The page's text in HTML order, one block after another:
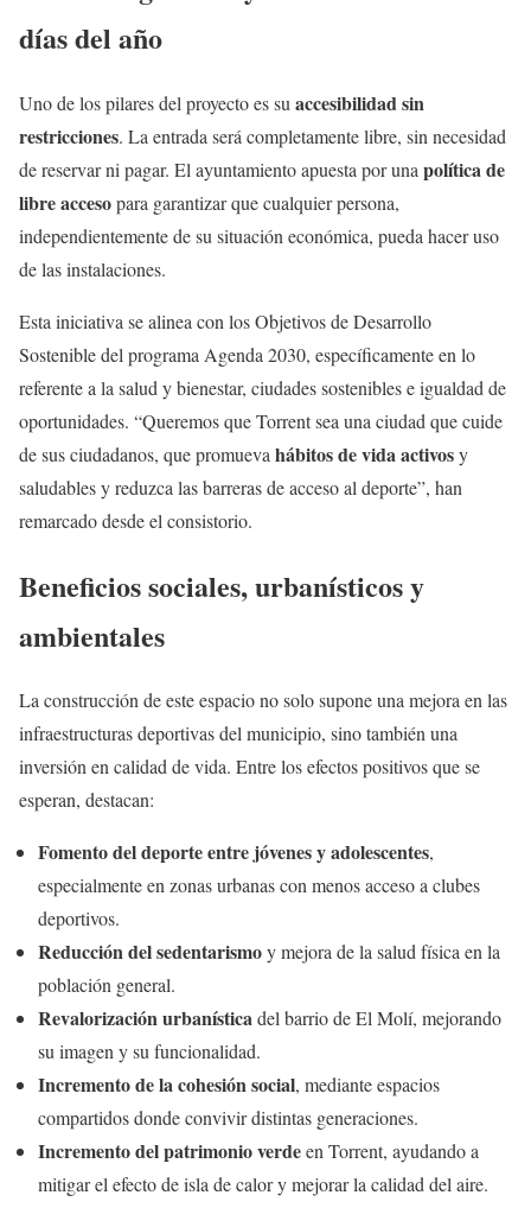
días del año
Uno de los pilares del proyecto es su accesibilidad sin
restricciones. La entrada será completamente libre, sin necesidad
de reservar ni pagar. El ayuntamiento apuesta por una política de
libre accesopara garantizar que cualquier persona,
independientemente de su situación económica, pueda hacer uso
de las instalaciones.
Esta iniciativa se alinea con los Objetivos de Desarrollo
Sostenible del programa Agenda 2030, específicamente en lo
referente a la salud y bienestar, ciudades sostenibles e igualdad de
oportunidades. “Queremos que Torrent sea una ciudad que cuide
de sus ciudadanos, que promueva hábitos de vida activosy
saludables y reduzca las barreras de acceso al deporte”, han
remarcado desde el consistorio.
Beneficios sociales, urbanísticos y
ambientales
La construcción de este espacio no solo supone una mejora en las
infraestructuras deportivas del municipio, sino también una
inversión en calidad de vida. Entre los efectos positivos que se
esperan, destacan:
Fomento del deporte entre jóvenes y adolescentes,
especialmente en zonas urbanas con menos acceso a clubes
deportivos.
Reducción del sedentarismoy mejora de la salud física en la
población general.
Revalorización urbanísticadel barrio de El Molí, mejorando
su imagen y su funcionalidad.
Incremento de la cohesión social, mediante espacios
compartidos donde convivir distintas generaciones.
Incremento del patrimonio verdeen Torrent, ayudando a
mitigar el efecto de isla de calor y mejorar la calidad del aire.